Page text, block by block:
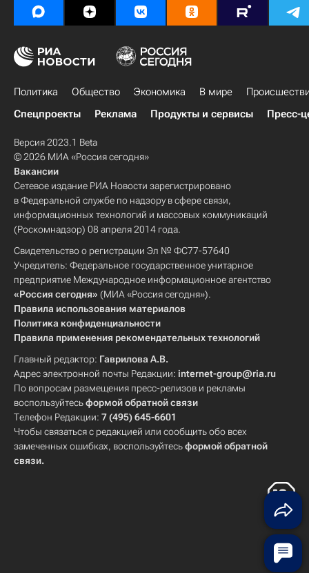
Политика Общество Экономика В мире
Спецпроекты
Реклама Продукты и сервисы Пресс-
Версия 2023.1 Beta
© 2026 МИА «Россия сегодня»
Вакансии
Сетевое издание РИА Новости зарегистрировано
в Федеральной службе по надзору в сфере связи,
информационных технологий и массовых коммуникаций
(Роскомнадзор) 08 апреля 2014 года.
Свидетельство о регистрации Эл № ФС77-57640
Учредитель: Федеральное государственное унитарное
предприятие Международное информационное агентство
«Россия сегодня» (МИА «Россия сегодня»).
Правила использования материалов
Политика конфиденциальности
Правила применения рекомендательных технологий
Главный редактор: Гаврилова А.В.
Адрес электронной почты Редакции: internet-group@ria.ru
По вопросам размещения пресс-релизов и рекламы
воспользуйтесьформой обратной связи
Телефон Редакции: 7 (495) 645-6601
Чтобы связаться с редакцией или сообщить обо всех
замеченных ошибках, воспользуйтесьформой обратной
связи.